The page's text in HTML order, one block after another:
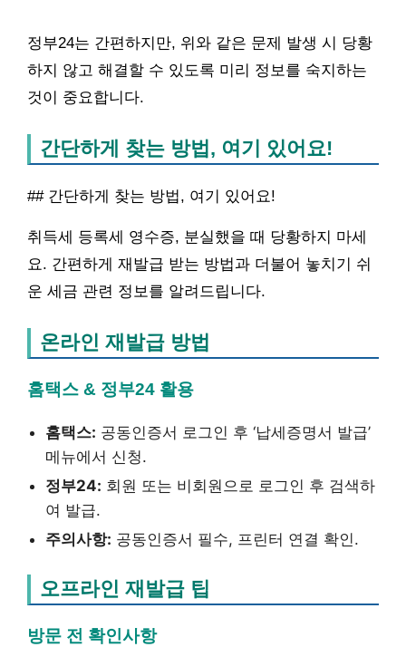
정부24는 간편하지만, 위와 같은 문제 발생 시 당황
하지 않고 해결할 수 있도록 미리 정보를 숙지하는
것이 중요합니다.
간단하게 찾는 방법, 여기 있어요!
## 간단하게 찾는 방법, 여기 있어요!
취득세 등록세 영수증, 분실했을 때 당황하지 마세
요. 간편하게 재발급 받는 방법과 더불어 놓치기 쉬
운 세금 관련 정보를 알려드립니다.
온라인 재발급 방법
홈택스 & 정부24 활용
홈택스: 공동인증서 로그인 후 ‘납세증명서 발급’
메뉴에서 신청.
정부24: 회원 또는 비회원으로 로그인 후 검색하
여 발급.
주의사항: 공동인증서 필수, 프린터 연결 확인.
오프라인 재발급 팁
방문 전 확인사항